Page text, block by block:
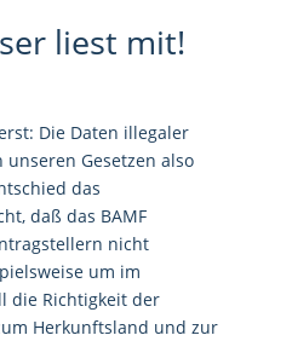
liest mit!
Die Daten illegaler
Gesetzen also
das
daß das BAMF
nicht
um im
die Richtigkeit der
Herkunftsland und zur